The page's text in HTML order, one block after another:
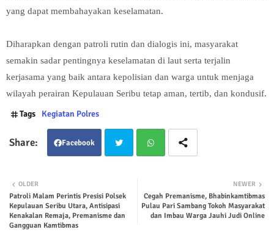
yang dapat membahayakan keselamatan.
Diharapkan dengan patroli rutin dan dialogis ini, masyarakat
semakin sadar pentingnya keselamatan di laut serta terjalin
kerjasama yang baik antara kepolisian dan warga untuk menjaga
wilayah perairan Kepulauan Seribu tetap aman, tertib, dan kondusif.
Tags Kegiatan Polres
Facebook
ter tsap
NEWER
Cegah Premanisme, Bhabinkamtibmas
Pulau Pari Sambang Tokoh Masyarakat
dan Imbau Warga Jauhi Judi Online
OLDER
Patroli Malam Perintis Presisi Polsek
Kepulauan Seribu Utara, Antisipasi
Kenakalan Remaja, Premanisme dan
Gangguan Kamtibmas